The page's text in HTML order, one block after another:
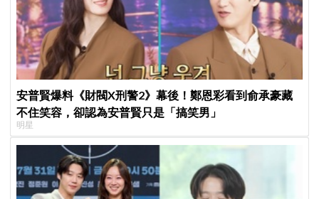
安普賢爆料《財閥X刑警2》幕後！鄭恩彩看到俞承豪藏
不住笑容，卻認為安普賢只是「搞笑男」
明星